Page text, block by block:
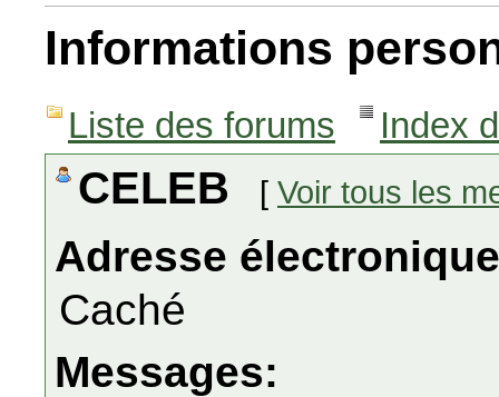
Informations
Liste des forums Index
CELEB [ Voir tous les
Adresse
Caché
Messages: